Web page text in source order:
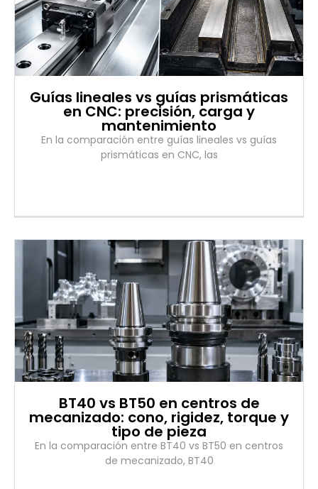
Guías lineales vs guías prismáticas
en CNC: precisión, carga y
mantenimiento
En la comparación entre guías lineales vs guías
prismáticas en CNC, las
BT40 vs BT50 en centros de
mecanizado: cono, rigidez, torque y
tipo de pieza
En la comparación entre BT40 vs BT50 en centros
de mecanizado, BT40